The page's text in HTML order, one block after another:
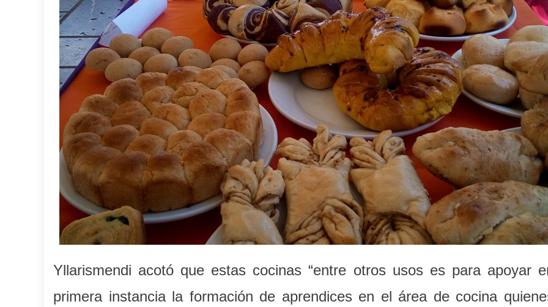
Yllarismendi acotó que estas cocinas “entre otros usos es para apoyar
primera instancia la formación de aprendices en el área de cocina